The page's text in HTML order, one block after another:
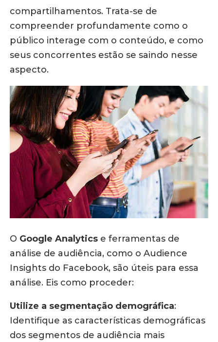
compartilhamentos. Trata-se de
compreender profundamente como o
público interage com o conteúdo, e como
seus concorrentes estão se saindo nesse
aspecto.
O Google Analytics e ferramentas de
análise de audiência, como o Audience
Insights do Facebook, são úteis para essa
análise. Eis como proceder:
Utilize a segmentação demográfica:
Identifique as características demográficas
dos segmentos de audiência mais